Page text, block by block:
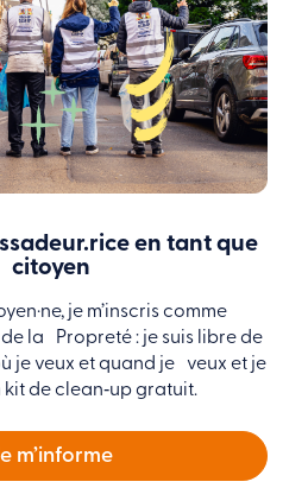
en tant que
citoyen
je m’inscris comme
la Propreté : je suis libre de
je veux et quand je veux et je
kit de clean‑up gratuit.
m’informe